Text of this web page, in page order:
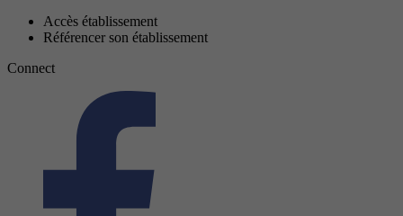
Accès établissement
Référencer son établissement
Connect